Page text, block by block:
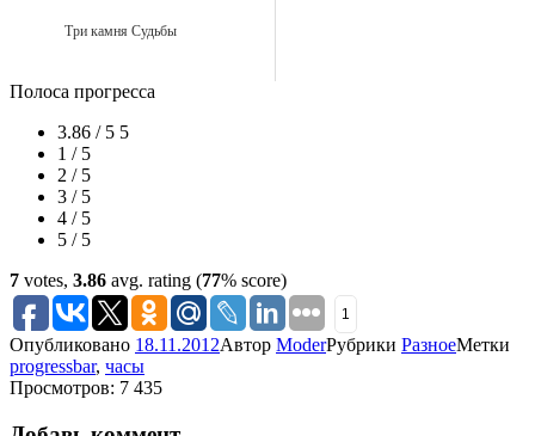
Три камня Судьбы
Полоса прогресса
3.86 / 5 5
1 / 5
2 / 5
3 / 5
4 / 5
5 / 5
7 votes, 3.86 avg. rating (77% score)
1
Опубликовано 18.11.2012Автор ModerРубрики РазноеМетки
progressbar, часы
Просмотров: 7 435